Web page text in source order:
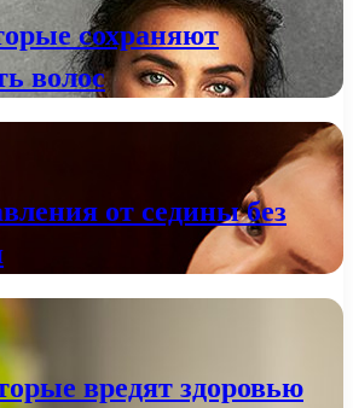
сохраняют
волос
от седины без
вредят здоровью